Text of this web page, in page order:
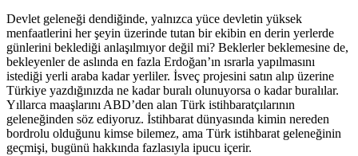
Devlet geleneği dendiğinde, yalnızca yüce devletin yüksek
menfaatlerini her şeyin üzerinde tutan bir ekibin en derin yerlerde
günlerini beklediği anlaşılmıyor değil mi? Beklerler beklemesine de,
bekleyenler de aslında en fazla Erdoğan’ın ısrarla yapılmasını
istediği yerli araba kadar yerliler. İsveç projesini satın alıp üzerine
Türkiye yazdığınızda ne kadar buralı olunuyorsa o kadar buralılar.
Yıllarca maaşlarını ABD’den alan Türk istihbaratçılarının
geleneğinden söz ediyoruz. İstihbarat dünyasında kimin nereden
bordrolu olduğunu kimse bilemez, ama Türk istihbarat geleneğinin
geçmişi, bugünü hakkında fazlasıyla ipucu içerir.